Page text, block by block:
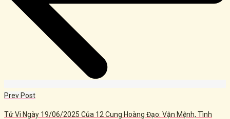
Prev Post
Tử Vi Ngày 19/06/2025 Của 12 Cung Hoàng Đạo: Vận Mệnh, Tình